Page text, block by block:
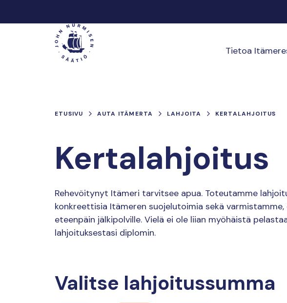
Päävalikko Tietoa
ETUSIVU AUTA ITÄMERTA LAHJOITA KERTALAHJOITUS
Kertalahjoitus
Rehevöitynyt Itämeri tarvitsee apua. Toteutamme
konkreettisia Itämeren suojelutoimia sekä
eteenpäin jälkipolville. Vielä ei ole liian myöhäistä
lahjoituksestasi diplomin.
Valitse lahjoitussumma